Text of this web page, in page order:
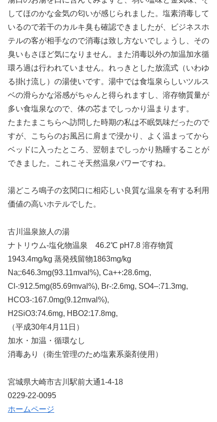
してほのかな金気の匂いが感じられました。塩素消毒して
いるので若干のカルキ臭も確認できましたが、ビジネスホ
テルの客が相手なので消毒は致し方ないでしょうし、その
臭いもさほど気になりません。また消毒以外の加温加水循
環ろ過は行われていません。れっきとした放流式（いわゆ
る掛け流し）の湯使いです。湯中では食塩泉らしいツルス
ベの滑らかな浴感がちゃんと得られますし、溶存物質量が
多い食塩泉なので、体の芯までしっかり温まります。
たまたまこちらへ訪問した時期の私は不眠気味だったので
すが、こちらのお風呂に肩まで浸かり、よく温まってから
ベッドに入ったところ、翌朝までしっかり熟睡することが
できました。これこそ天然温泉パワーですね。
湯どころ鳴子の玄関口に相応しい良質な温泉を有する利用
価値の高いホテルでした。
古川温泉旅人の湯
ナトリウム-塩化物温泉 46.2℃ pH7.8 溶存物質
1943.4mg/kg 蒸発残留物1863mg/kg
Na;:646.3mg(93.11mval%), Ca++:28.6mg,
Cl-:912.5mg(85.69mval%), Br-:2.6mg, SO4–:71.3mg,
HCO3-:167.0mg(9.12mval%),
H2SiO3:74.6mg, HBO2:17.8mg,
（平成30年4月11日）
加水・加温・循環なし
消毒あり（衛生管理のため塩素系薬剤使用）
宮城県大崎市古川駅前大通1-4-18
0229-22-0095
ホームページ